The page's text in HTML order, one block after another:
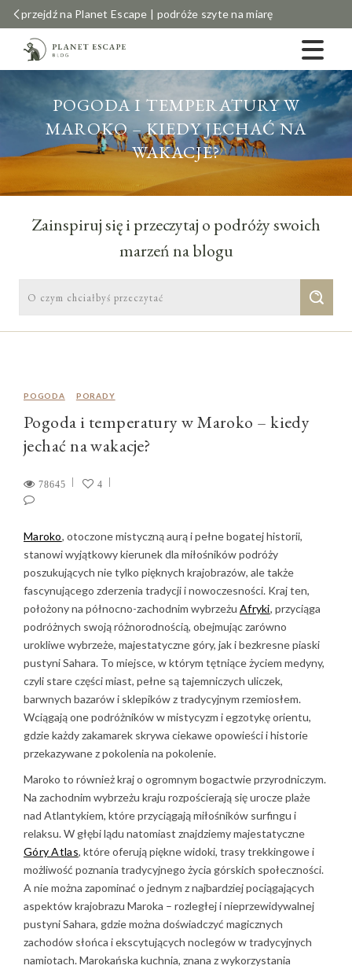
przejdź na Planet Escape | podróże szyte na miarę
POGODA I TEMPERATURY W
MAROKO – KIEDY JECHAĆ NA
WAKACJE?
Zainspiruj się i przeczytaj o podróży swoich
marzeń na blogu
POGODA PORADY
Pogoda i temperatury w Maroko – kiedy
jechać na wakacje?
78645 4
Maroko, otoczone mistyczną aurą i pełne bogatej historii,
stanowi wyjątkowy kierunek dla miłośników podróży
poszukujących nie tylko pięknych krajobrazów, ale także
fascynującego zderzenia tradycji i nowoczesności. Kraj ten,
położony na północno-zachodnim wybrzeżu Afryki, przyciąga
podróżnych swoją różnorodnością, obejmując zarówno
urokliwe wybrzeże, majestatyczne góry, jak i bezkresne piaski
pustyni Sahara. To miejsce, w którym tętniące życiem medyny,
czyli stare części miast, pełne są tajemniczych uliczek,
barwnych bazarów i sklepików z tradycyjnym rzemiosłem.
Wciągają one podróżników w mistycyzm i egzotykę orientu,
gdzie każdy zakamarek skrywa ciekawe opowieści i historie
przekazywane z pokolenia na pokolenie.
Maroko to również kraj o ogromnym bogactwie przyrodniczym.
Na zachodnim wybrzeżu kraju rozpościerają się urocze plaże
nad Atlantykiem, które przyciągają miłośników surfingu i
relaksu. W głębi lądu natomiast znajdziemy majestatyczne
Góry Atlas, które oferują piękne widoki, trasy trekkingowe i
możliwość poznania tradycyjnego życia górskich społeczności.
A nie można zapominać o jednym z najbardziej pociągających
aspektów krajobrazu Maroka – rozległej i nieprzewidywalnej
pustyni Sahara, gdzie można doświadczyć magicznych
zachodów słońca i ekscytujących noclegów w tradycyjnych
namiotach. Marokańska kuchnia, znana z wykorzystania